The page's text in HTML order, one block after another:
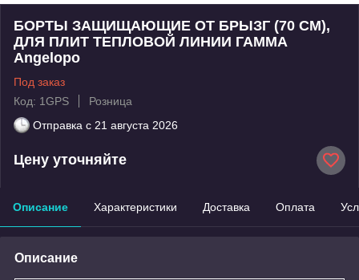
БОРТЫ ЗАЩИЩАЮЩИЕ ОТ БРЫЗГ (70 СМ),
ДЛЯ ПЛИТ ТЕПЛОВОЙ ЛИНИИ ГАММА
Angelopo
Под заказ
Код: 1GPS
Розница
Отправка с 21 августа 2026
Цену уточняйте
Описание Характеристики Доставка Оплата
Описание